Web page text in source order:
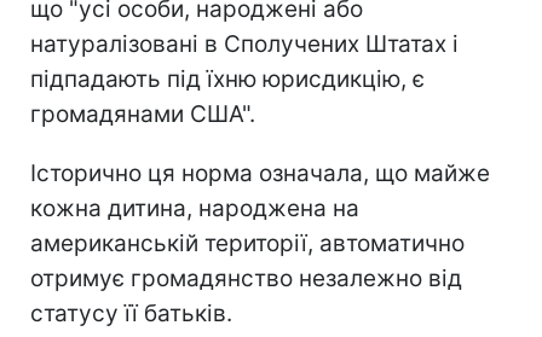
що "усі особи, народжені або
натуралізовані в Сполучених Штатах і
підпадають під їхню юрисдикцію, є
громадянами США".
Історично ця норма означала, що майже
кожна дитина, народжена на
американській території, автоматично
отримує громадянство незалежно від
статусу її батьків.